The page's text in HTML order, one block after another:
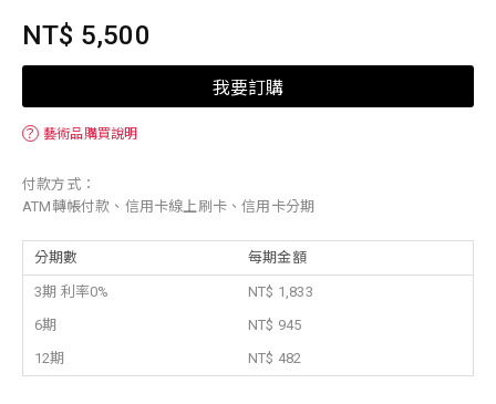
NT$ 5,500
我要訂購
？ 藝術品購買說明
付款方式：
ATM轉帳付款、信用卡線上刷卡、信用卡分期
分期數 每期金額
3期 利率0%
NT$ 1,833
6期
NT$ 945
12期
NT$ 482